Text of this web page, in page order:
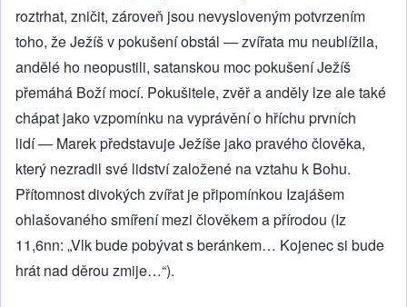
roztrhat, zničit, zároveň jsou nevysloveným potvrzením
toho, že Ježíš v pokušení obstál — zvířata mu neublížila,
andělé ho neopustili, satanskou moc pokušení Ježíš
přemáhá Boží mocí. Pokušitele, zvěř a anděly lze ale také
chápat jako vzpomínku na vyprávění o hříchu prvních
lidí — Marek představuje Ježíše jako pravého člověka,
který nezradil své lidství založené na vztahu k Bohu.
Přítomnost divokých zvířat je připomínkou Izajášem
ohlašovaného smíření mezi člověkem a přírodou (Iz
11,6nn: „Vlk bude pobývat s beránkem… Kojenec si bude
hrát nad děrou zmije…“).